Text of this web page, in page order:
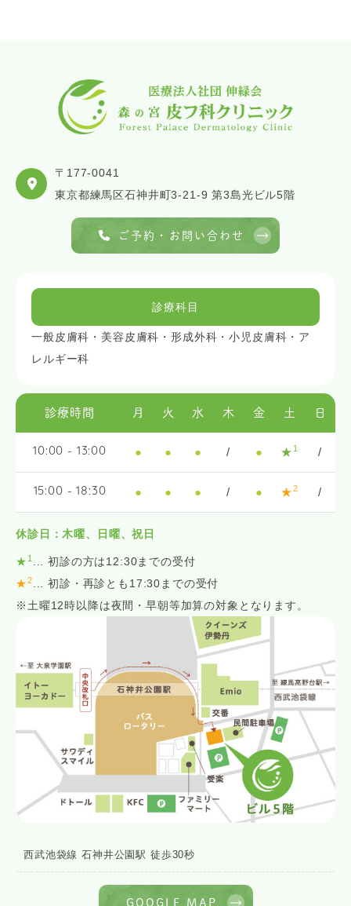
〒177-0041
東京都練馬区石神井町3-21-9 第3島光ビル5階
ご予約・お問い合わせ
診療科目
一般皮膚科・美容皮膚科・形成外科・小児皮膚科・ア
レルギー科
診療時間 月 火 水 木 金 土 日
10:00 - 13:00 ● ● ● / ● ★ 1 /
15:00 - 18:30 ● ● ● / ● ★2 /
休診日：木曜、日曜、祝日
★ 1
... 初診の方は12:30までの受付
★2
... 初診・再診とも17:30までの受付
※土曜12時以降は夜間・早朝等加算の対象となります。
西武池袋線 石神井公園駅 徒歩30秒
GOOGLE MAP